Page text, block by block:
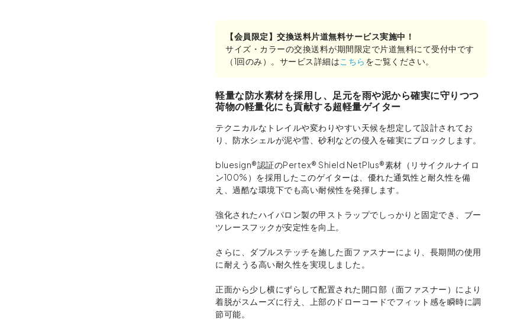
【会員限定】交換送料片道無料サービス実施中！
サイズ・カラーの交換送料が期間限定で片道無料にて受付中です
（1回のみ）。サービス詳細は こちら をご覧ください。
軽量な防水素材を採用し、足元を雨や泥から確実に守りつつ
荷物の軽量化にも貢献する超軽量ゲイター
テクニカルなトレイルや変わりやすい天候を想定して設計されてお
り、防水シェルが泥や雪、砂利などの侵入を確実にブロックします。
bluesign®認証のPertex® Shield NetPlus®素材（リサイクルナイロ
ン100%）を採用したこのゲイターは、優れた通気性と耐久性を備
え、過酷な環境下でも高い耐候性を発揮します。
強化されたハイパロン製の甲ストラップでしっかりと固定でき、ブー
ツレースフックが安定性を向上。
さらに、ダブルステッチを施した面ファスナーにより、長期間の使用
に耐えうる高い耐久性を実現しました。
正面から少し横にずらして配置された開口部（面ファスナー）により
着脱がスムーズに行え、上部のドローコードでフィット感を瞬時に調
節可能。